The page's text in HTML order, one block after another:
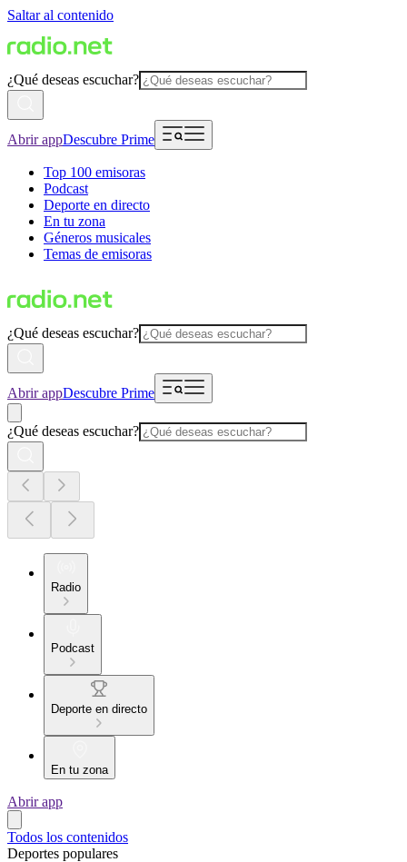
Saltar al contenido
¿Qué deseas escuchar?
Abrir appDescubre Prime
Top 100 emisoras
Podcast
Deporte en directo
En tu zona
Géneros musicales
Temas de emisoras
¿Qué deseas escuchar?
Abrir appDescubre Prime
¿Qué deseas escuchar?
Radio
Podcast
Deporte en directo
En tu zona
Abrir app
Todos los contenidos
Deportes populares